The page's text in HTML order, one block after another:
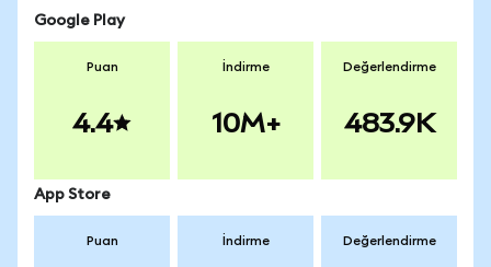
Google Play
Puan
4.4
İndirme
10M+
Değerlendirme
483.9K
App Store
Puan İndirme Değerlendirme